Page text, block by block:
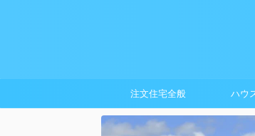
注文住宅全般 ハウ